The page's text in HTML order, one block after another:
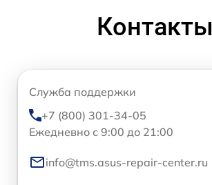
Контакты
Служба поддержки
+7 (800) 301-34-05
Ежедневно с 9:00 до 21:00
info@tms.asus-repair-center.ru